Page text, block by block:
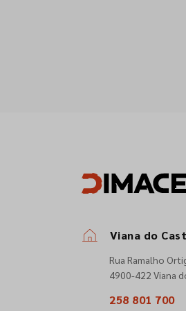
Viana do
Rua Ramalho
4900-422 Viana
258 801 700